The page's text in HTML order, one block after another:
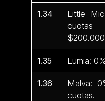
1.34
Little
cuotas
$200.000
1.35 Lumia:
1.36
Malva:
cuotas.